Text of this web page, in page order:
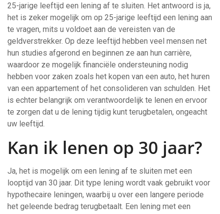
25-jarige leeftijd een lening af te sluiten. Het antwoord is ja,
het is zeker mogelijk om op 25-jarige leeftijd een lening aan
te vragen, mits u voldoet aan de vereisten van de
geldverstrekker. Op deze leeftijd hebben veel mensen net
hun studies afgerond en beginnen ze aan hun carrière,
waardoor ze mogelijk financiële ondersteuning nodig
hebben voor zaken zoals het kopen van een auto, het huren
van een appartement of het consolideren van schulden. Het
is echter belangrijk om verantwoordelijk te lenen en ervoor
te zorgen dat u de lening tijdig kunt terugbetalen, ongeacht
uw leeftijd.
Kan ik lenen op 30 jaar?
Ja, het is mogelijk om een lening af te sluiten met een
looptijd van 30 jaar. Dit type lening wordt vaak gebruikt voor
hypothecaire leningen, waarbij u over een langere periode
het geleende bedrag terugbetaalt. Een lening met een